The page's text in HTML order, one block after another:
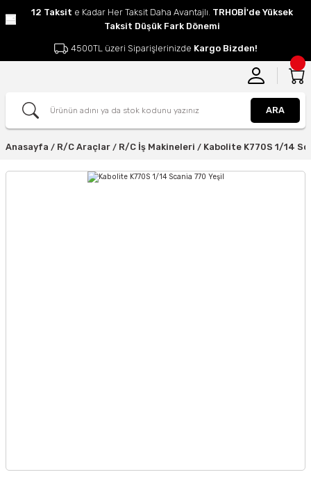
12 Taksit e Kadar Her Taksit Daha Avantajlı. TRHOBİ'de Yüksek
Taksit Düşük Fark Dönemi
4500TL üzeri Siparişlerinizde Kargo Bizden!
ARA
Anasayfa R/C Araçlar R/C İş Makineleri Kabolite K770S 1/14